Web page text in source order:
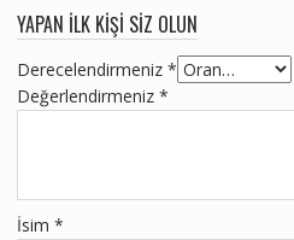
YAPAN ILK KIŞI SIZ OLUN
Derecelendirmeniz *
Değerlendirmeniz *
İsim *